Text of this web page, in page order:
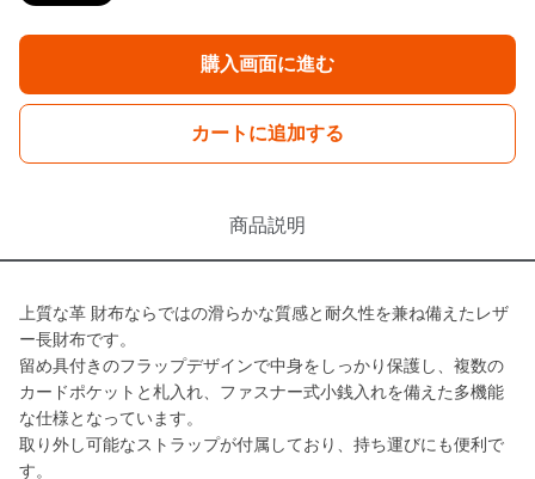
購入画面に進む
カートに追加する
商品説明
上質な革 財布ならではの滑らかな質感と耐久性を兼ね備えたレザ
ー長財布です。
留め具付きのフラップデザインで中身をしっかり保護し、複数の
カードポケットと札入れ、ファスナー式小銭入れを備えた多機能
な仕様となっています。
取り外し可能なストラップが付属しており、持ち運びにも便利で
す。